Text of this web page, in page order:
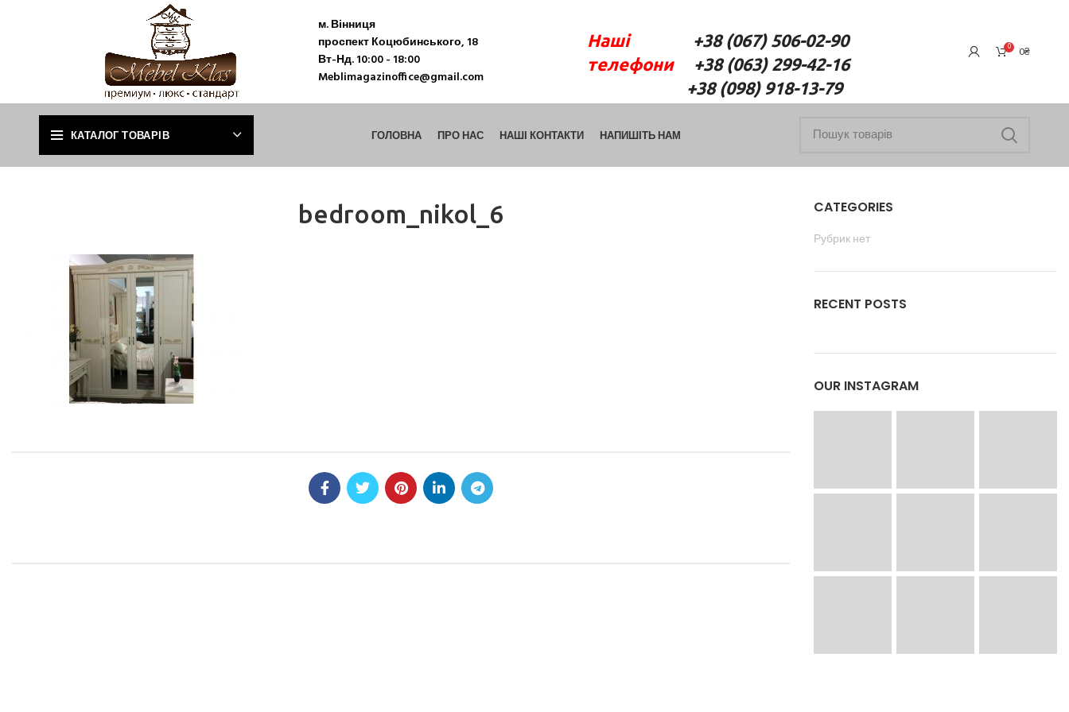
м. Вінниця
проспект Коцюбинського, 18
Вт-Нд. 10:00 - 18:00
Meblimagazinoffice@gmail.com
Наші+38 (067) 506-02-90
телефони+38 (063) 299-42-16
+38 (098) 918-13-79
0 0₴
КАТАЛОГ ТОВАРІВ ГОЛОВНА ПРО НАС НАШІ КОНТАКТИ НАПИШІТЬ НАМ
bedroom_nikol_6
CATEGORIES
Рубрик нет
RECENT POSTS
OUR INSTAGRAM